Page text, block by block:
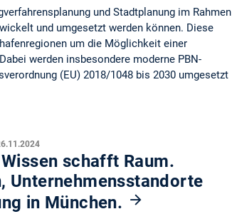
und Stadtplanung im Rahmen
und umgesetzt werden können. Diese
um die Möglichkeit einer
werden insbesondere moderne PBN-
(EU) 2018/1048 bis 2030 umgesetzt
schafft Raum.
Unternehmensstandorte
in München.